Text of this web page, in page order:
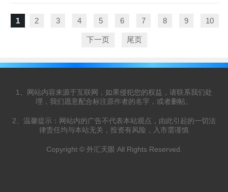
1 2 3 4 5 6 7 8 9 10
下一页 尾页
1、网站内容来源于互联网，如果侵犯您的权益，请联系我们处
理，我们愿意配合标注原作者的名字，或者删帖。
2、温馨提示：网站内的广告不代表本站观点，由此引起的一切法
律责任均与本站无关，投资有风险，入市需谨慎
Copyright © 外汇天眼 All Rights Reserved.